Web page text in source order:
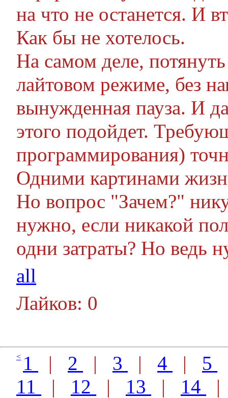
на что не останется. И
Как бы не хотелось.
На самом деле,
лайтовом режиме, без
вынужденная пауза. И
этого подойдет.
программирования)
Одними картинами
Но вопрос "Зачем?"
нужно, если никакой
одни затраты? Но ведь
all
Лайков: 0
< 1 | 2 | 3 | 4 | 5
11
| 12 | 13 | 14